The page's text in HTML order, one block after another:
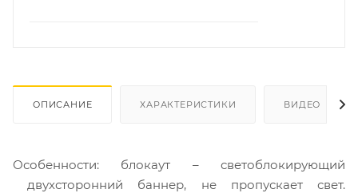
ОПИСАНИЕ ХАРАКТЕРИСТИКИ ВИДЕО
Особенности: блокаут – светоблокирующий
двухсторонний баннер, не пропускает свет.